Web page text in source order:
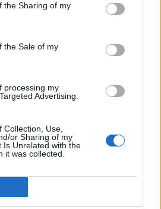
the Sharing of my
the Sale of my
processing my
Advertising.
Use,
or Sharing of my
Is Unrelated with the
it was collected.Ξέσπασμα της
τραγουδιστή – «Για
όταν δεν έχετε
δείτε τα μάτια της